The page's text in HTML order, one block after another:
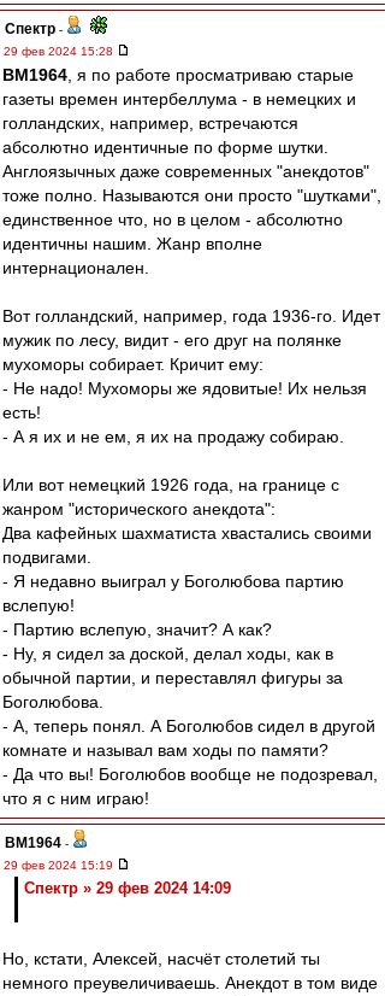
Спектр -
29 фев 2024 15:28
BM1964 , я по работе просматриваю старые
газеты времен интербеллума - в немецких и
голландских, например, встречаются
абсолютно идентичные по форме шутки.
Англоязычных даже современных "анекдотов"
тоже полно. Называются они просто "шутками",
единственное что, но в целом - абсолютно
идентичны нашим. Жанр вполне
интернационален.
Вот голландский, например, года 1936-го. Идет
мужик по лесу, видит - его друг на полянке
мухоморы собирает. Кричит ему:
- Не надо! Мухоморы же ядовитые! Их нельзя
есть!
- А я их и не ем, я их на продажу собираю.
Или вот немецкий 1926 года, на границе с
жанром "исторического анекдота":
Два кафейных шахматиста хвастались своими
подвигами.
- Я недавно выиграл у Боголюбова партию
вслепую!
- Партию вслепую, значит? А как?
- Ну, я сидел за доской, делал ходы, как в
обычной партии, и переставлял фигуры за
Боголюбова.
- А, теперь понял. А Боголюбов сидел в другой
комнате и называл вам ходы по памяти?
- Да что вы! Боголюбов вообще не подозревал,
что я с ним играю!
BM1964 -
29 фев 2024 15:19
Спектр » 29 фев 2024 14:09
Но, кстати, Алексей, насчёт столетий ты
немного преувеличиваешь. Анекдот в том виде